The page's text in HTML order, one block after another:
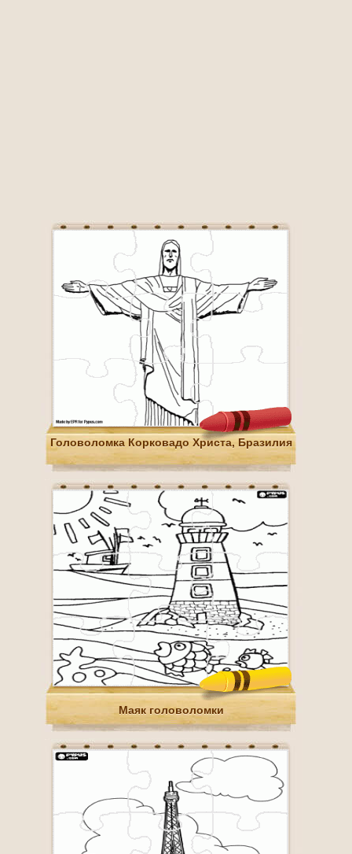
Головоломка Корковадо Христа, Бразилия
Маяк головоломки